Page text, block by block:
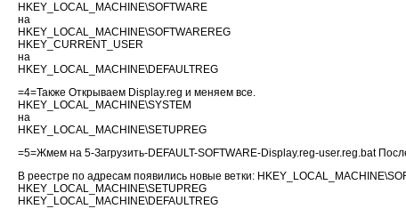
HKEY_LOCAL_MACHINE\SOFTWARE
на
HKEY_LOCAL_MACHINE\SOFTWAREREG
HKEY_CURRENT_USER
на
HKEY_LOCAL_MACHINE\DEFAULTREG
=4=Также Открываем Display.reg и меняем все.
HKEY_LOCAL_MACHINE\SYSTEM
на
HKEY_LOCAL_MACHINE\SETUPREG
=5=Жмем на 5-Загрузить-DEFAULT-SOFTWARE-Display.reg-user.reg.bat
В реестре по адресам появились новые ветки:
HKEY_LOCAL_MACHINE\SETUPREG
HKEY_LOCAL_MACHINE\DEFAULTREG